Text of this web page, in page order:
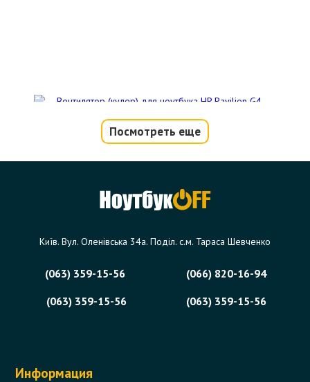
Вентилятор (кулер) для ноутбука HP
Код товара - 06632
280 грн.
Есть в наличии
В корзину
Посмотреть еще
Київ. Вул. Оленівська 34а. Поділ. с.м. Тараса Шевченко
(063) 359-15-56
(066) 820-16-94
(063) 359-15-56
(063) 359-15-56
Информация